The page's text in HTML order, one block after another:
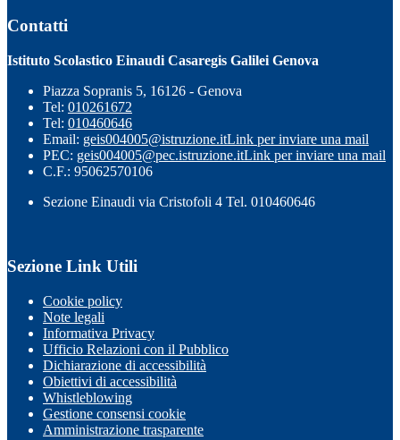
Contatti
Istituto Scolastico Einaudi Casaregis Galilei Genova
Piazza Sopranis 5, 16126 - Genova
Tel: 010261672
Tel: 010460646
Email: geis004005@istruzione.itLink per inviare una mail
PEC: geis004005@pec.istruzione.itLink per inviare una mail
C.F.: 95062570106
Sezione Einaudi via Cristofoli 4 Tel. 010460646
Sezione Link Utili
Cookie policy
Note legali
Informativa Privacy
Ufficio Relazioni con il Pubblico
Dichiarazione di accessibilità
Obiettivi di accessibilità
Whistleblowing
Gestione consensi cookie
Amministrazione trasparente